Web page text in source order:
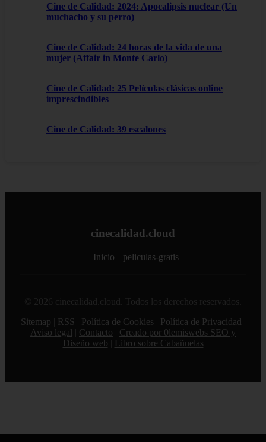
Cine de Calidad: 2024: Apocalipsis nuclear (Un
muchacho y su perro)
Cine de Calidad: 24 horas de la vida de una
mujer (Affair in Monte Carlo)
Cine de Calidad: 25 Películas clásicas online
imprescindibles
Cine de Calidad: 39 escalones
cinecalidad.cloud
Inicio peliculas-gratis
© 2026 cinecalidad.cloud. Todos los derechos reservados.
Sitemap
RSS Política de Cookies Política de Privacidad
Aviso legal
Contacto
Creado por 0lemiswebs SEO y
Diseño web
Libro sobre Cabañuelas